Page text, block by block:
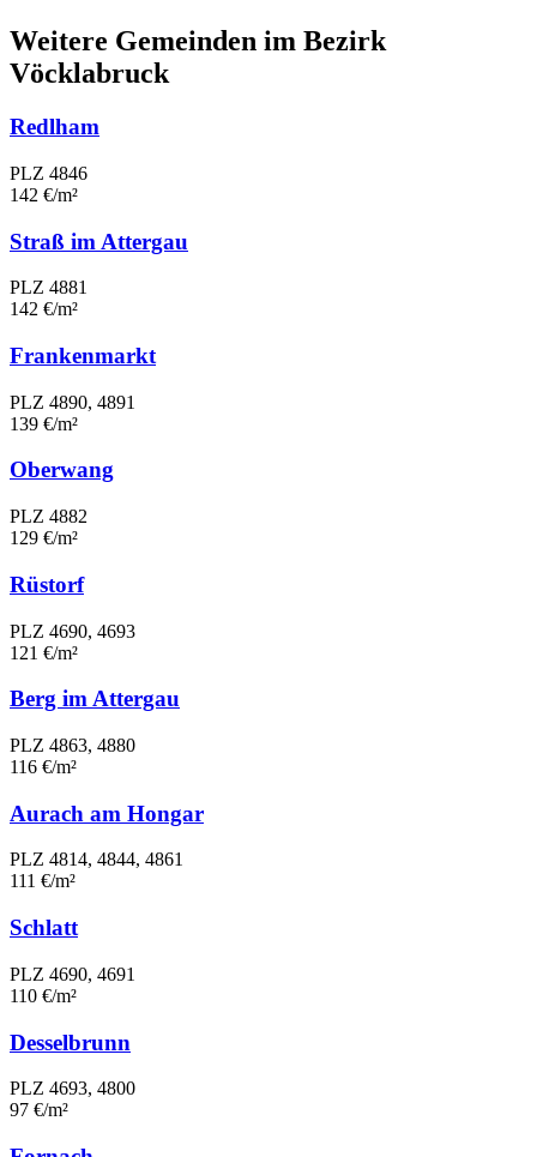
Weitere Gemeinden im Bezirk
Vöcklabruck
Redlham
PLZ 4846
142 €/m²
Straß im Attergau
PLZ 4881
142 €/m²
Frankenmarkt
PLZ 4890, 4891
139 €/m²
Oberwang
PLZ 4882
129 €/m²
Rüstorf
PLZ 4690, 4693
121 €/m²
Berg im Attergau
PLZ 4863, 4880
116 €/m²
Aurach am Hongar
PLZ 4814, 4844, 4861
111 €/m²
Schlatt
PLZ 4690, 4691
110 €/m²
Desselbrunn
PLZ 4693, 4800
97 €/m²